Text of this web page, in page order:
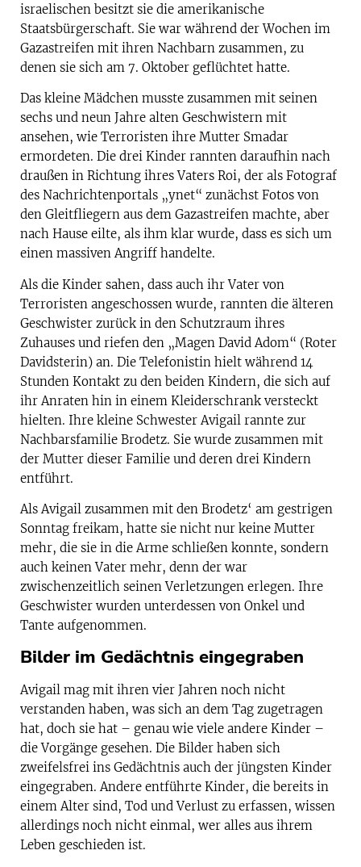
israelischen besitzt sie die amerikanische
Staatsbürgerschaft. Sie war während der Wochen im
Gazastreifen mit ihren Nachbarn zusammen, zu
denen sie sich am 7. Oktober geflüchtet hatte.
Das kleine Mädchen musste zusammen mit seinen
sechs und neun Jahre alten Geschwistern mit
ansehen, wie Terroristen ihre Mutter Smadar
ermordeten. Die drei Kinder rannten daraufhin nach
draußen in Richtung ihres Vaters Roi, der als Fotograf
des Nachrichtenportals „ynet“ zunächst Fotos von
den Gleitfliegern aus dem Gazastreifen machte, aber
nach Hause eilte, als ihm klar wurde, dass es sich um
einen massiven Angriff handelte.
Als die Kinder sahen, dass auch ihr Vater von
Terroristen angeschossen wurde, rannten die älteren
Geschwister zurück in den Schutzraum ihres
Zuhauses und riefen den „Magen David Adom“ (Roter
Davidsterin) an. Die Telefonistin hielt während 14
Stunden Kontakt zu den beiden Kindern, die sich auf
ihr Anraten hin in einem Kleiderschrank versteckt
hielten. Ihre kleine Schwester Avigail rannte zur
Nachbarsfamilie Brodetz. Sie wurde zusammen mit
der Mutter dieser Familie und deren drei Kindern
entführt.
Als Avigail zusammen mit den Brodetz‘ am gestrigen
Sonntag freikam, hatte sie nicht nur keine Mutter
mehr, die sie in die Arme schließen konnte, sondern
auch keinen Vater mehr, denn der war
zwischenzeitlich seinen Verletzungen erlegen. Ihre
Geschwister wurden unterdessen von Onkel und
Tante aufgenommen.
Bilder im Gedächtnis eingegraben
Avigail mag mit ihren vier Jahren noch nicht
verstanden haben, was sich an dem Tag zugetragen
hat, doch sie hat – genau wie viele andere Kinder –
die Vorgänge gesehen. Die Bilder haben sich
zweifelsfrei ins Gedächtnis auch der jüngsten Kinder
eingegraben. Andere entführte Kinder, die bereits in
einem Alter sind, Tod und Verlust zu erfassen, wissen
allerdings noch nicht einmal, wer alles aus ihrem
Leben geschieden ist.